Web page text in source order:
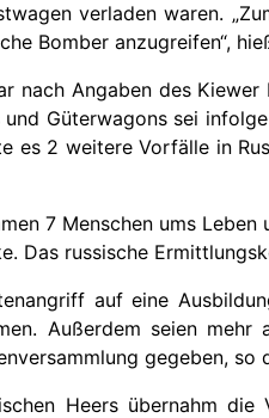
verladen waren.
Bomber anzugreifen“,
nach Angaben des
Güterwagons sei
es 2 weitere Vorfälle in
7 Menschen ums
Das russische
auf eine
Außerdem seien
gegeben, so
Heers übernahm